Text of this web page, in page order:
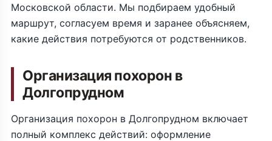
Московской области. Мы подбираем удобный
маршрут, согласуем время и заранее объясняем,
какие действия потребуются от родственников.
Организация похорон в
Долгопрудном
Организация похорон в Долгопрудном включает
полный комплекс действий: оформление